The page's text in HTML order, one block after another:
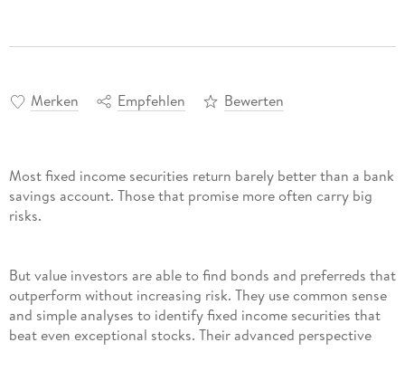
Merken Empfehlen Bewerten
Most fixed income securities return barely better than a bank
savings account. Those that promise more often carry big
risks.
But value investors are able to find bonds and preferreds that
outperform without increasing risk. They use common sense
and simple analyses to identify fixed income securities that
beat even exceptional stocks. Their advanced perspective